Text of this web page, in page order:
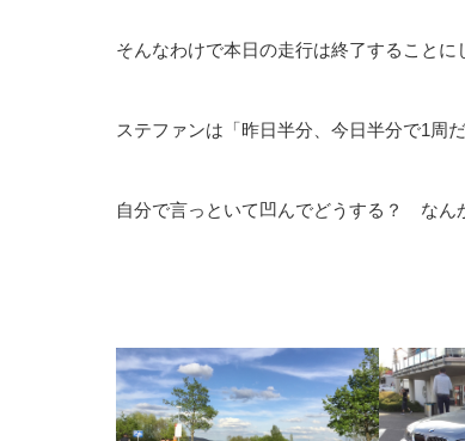
そんなわけで本日の走行は終了することに
ステファンは「昨日半分、今日半分で1
自分で言っといて凹んでどうする？ なん